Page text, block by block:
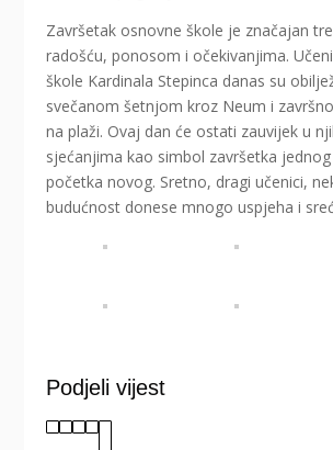
Završetak osnovne škole je značajan
radošću, ponosom i očekivanjima.
škole Kardinala Stepinca danas su
svečanom šetnjom kroz Neum i
na plaži. Ovaj dan će ostati zauvijek u
sjećanjima kao simbol završetka
početka novog. Sretno, dragi učenici,
budućnost donese mnogo uspjeha i
Podjeli vijest